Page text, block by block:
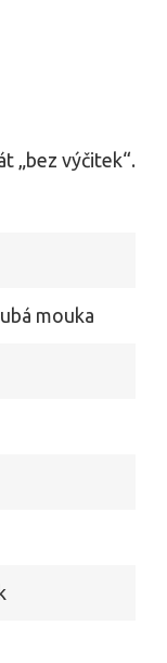
„bez výčitek“.
mouka